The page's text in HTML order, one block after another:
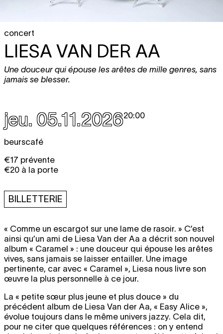
concert
LIESA VAN DER AA
Une douceur qui épouse les arêtes de mille genres, sans
jamais se blesser.
jeu. 05.11.202620:00
beurscafé
€17 prévente
€20 à la porte
BILLETTERIE
« Comme un escargot sur une lame de rasoir. » C’est
ainsi qu’un ami de Liesa Van der Aa a décrit son nouvel
album « Caramel » : une douceur qui épouse les arêtes
vives, sans jamais se laisser entailler. Une image
pertinente, car avec « Caramel », Liesa nous livre son
œuvre la plus personnelle à ce jour.
La « petite sœur plus jeune et plus douce » du
précédent album de Liesa Van der Aa, « Easy Alice »,
évolue toujours dans le même univers jazzy. Cela dit,
pour ne citer que quelques références : on y entend